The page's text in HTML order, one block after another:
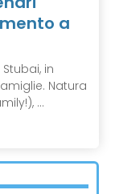
a
in
Natura
...